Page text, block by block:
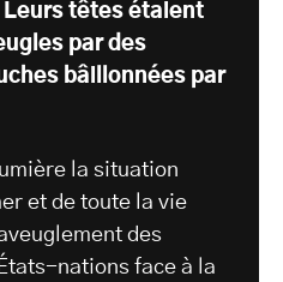
têtes étaient
par des
bâillonnées par
la situation
et de toute la vie
des
nations face à la